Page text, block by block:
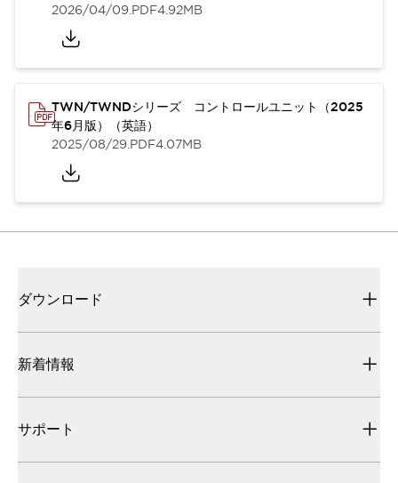
2026/04/09.PDF4.92MB
TWN/TWNDシリーズ コントロールユニット（2025
年6月版）（英語）
2025/08/29.PDF4.07MB
ダウンロード
新着情報
サポート